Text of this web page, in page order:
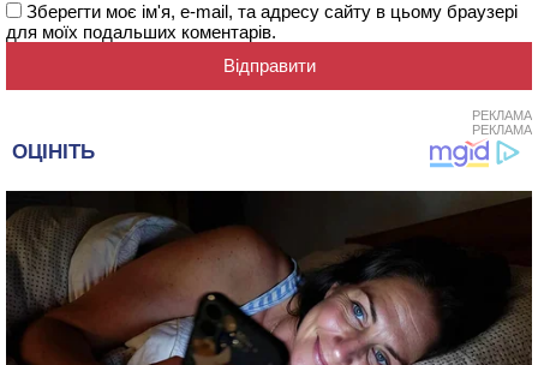
Зберегти моє ім'я, e-mail, та адресу сайту в цьому браузері
для моїх подальших коментарів.
РЕКЛАМА
РЕКЛАМА